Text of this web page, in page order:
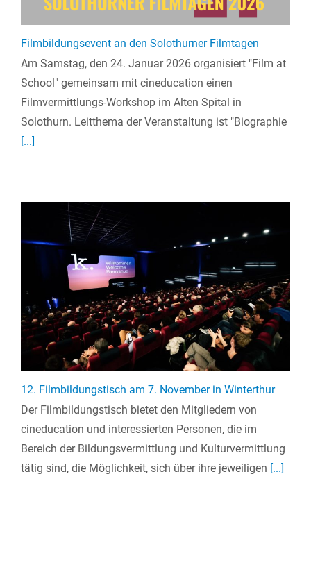
Filmbildungsevent an den Solothurner Filmtagen
Am Samstag, den 24. Januar 2026 organisiert "Film at
School" gemeinsam mit cineducation einen
Filmvermittlungs-Workshop im Alten Spital in
Solothurn. Leitthema der Veranstaltung ist "Biographie
[...]
12. Filmbildungstisch am 7. November in Winterthur
Der Filmbildungstisch bietet den Mitgliedern von
cineducation und interessierten Personen, die im
Bereich der Bildungsvermittlung und Kulturvermittlung
tätig sind, die Möglichkeit, sich über ihre jeweiligen [...]